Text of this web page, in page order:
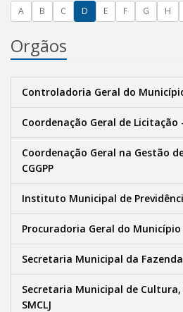
A B C D E F G H
Orgãos
Controladoria Geral do Município
Coordenação Geral de Licitação
Coordenação Geral na Gestão
CGGPP
Instituto Municipal de
Procuradoria Geral do
Secretaria Municipal da Fazenda
Secretaria Municipal de Cultura,
SMCLJ